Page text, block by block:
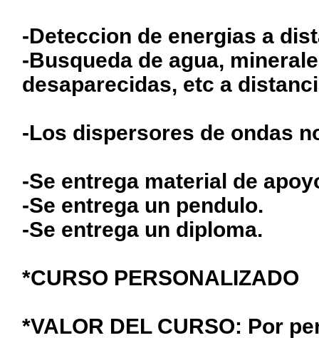
-Deteccion de energias a
-Busqueda de agua,
desaparecidas, etc a
-Los dispersores de ondas
-Se entrega material de
-Se entrega un pendulo.
-Se entrega un diploma.
*CURSO PERSONALIZADO
*VALOR DEL CURSO: Por